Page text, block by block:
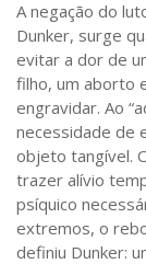
A negação do
Dunker, surge
evitar a dor de
filho, um aborto
engravidar. Ao
necessidade de
objeto tangível.
trazer alívio
psíquico
extremos, o
definiu Dunker: